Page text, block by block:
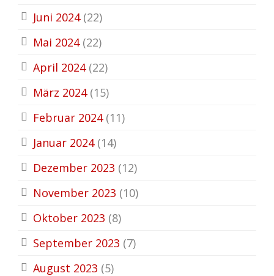
Juni 2024(22)
Mai 2024(22)
April 2024(22)
März 2024(15)
Februar 2024(11)
Januar 2024(14)
Dezember 2023 (12)
November 2023 (10)
Oktober 2023 (8)
September 2023 (7)
August 2023 (5)